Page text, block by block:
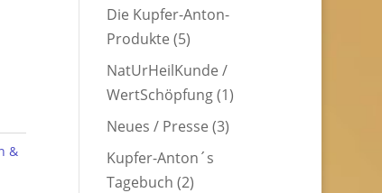
&
Die Kupfer-Anton-
Produkte (5)
NatUrHeilKunde /
WertSchöpfung(1)
Neues / Presse (3)
Kupfer-Anton´s
Tagebuch (2)